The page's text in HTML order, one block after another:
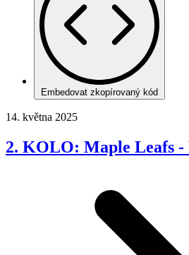
Embedovat zkopírovaný kód
14. května 2025
2. KOLO: Maple Leafs -